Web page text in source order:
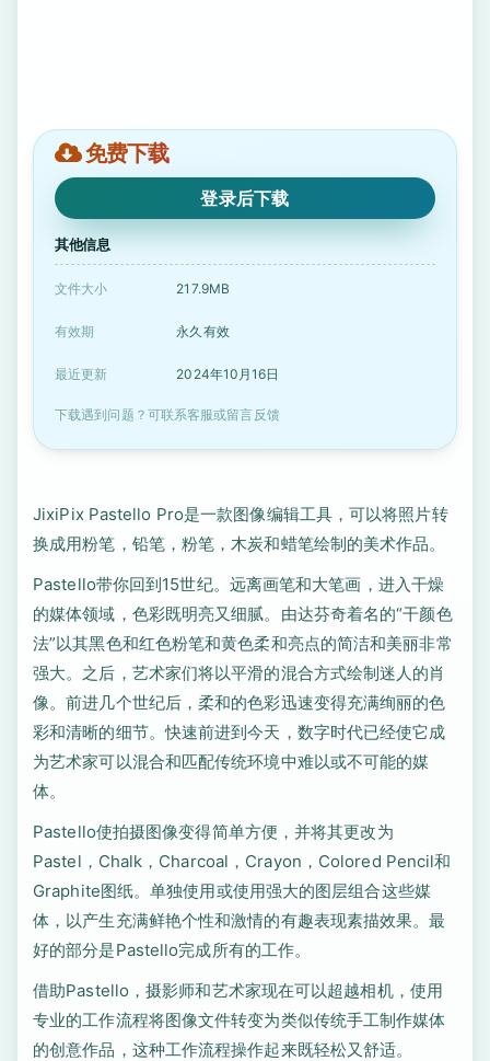
免费下载
登录后下载
其他信息
文件大小 217.9MB
有效期 永久有效
最近更新 2024年10月16日
下载遇到问题？可联系客服或留言反馈
JixiPix Pastello Pro是一款图像编辑工具，可以将照片转
换成用粉笔，铅笔，粉笔，木炭和蜡笔绘制的美术作品。
Pastello带你回到15世纪。远离画笔和大笔画，进入干燥
的媒体领域，色彩既明亮又细腻。由达芬奇着名的“干颜色
法”以其黑色和红色粉笔和黄色柔和亮点的简洁和美丽非常
强大。之后，艺术家们将以平滑的混合方式绘制迷人的肖
像。前进几个世纪后，柔和的色彩迅速变得充满绚丽的色
彩和清晰的细节。快速前进到今天，数字时代已经使它成
为艺术家可以混合和匹配传统环境中难以或不可能的媒
体。
Pastello使拍摄图像变得简单方便，并将其更改为
Pastel，Chalk，Charcoal，Crayon，Colored Pencil和
Graphite图纸。单独使用或使用强大的图层组合这些媒
体，以产生充满鲜艳个性和激情的有趣表现素描效果。最
好的部分是Pastello完成所有的工作。
借助Pastello，摄影师和艺术家现在可以超越相机，使用
专业的工作流程将图像文件转变为类似传统手工制作媒体
的创意作品，这种工作流程操作起来既轻松又舒适。